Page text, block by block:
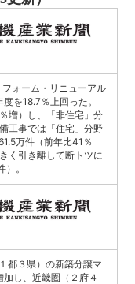
ォーム・リニューアル
を18.7％上回った。
増）し、「非住宅」分
工事では「住宅」分野
万件（前年比41％
く引き離して断トツに
。
都３県）の新築分譲マ
し、近畿圏（２府４